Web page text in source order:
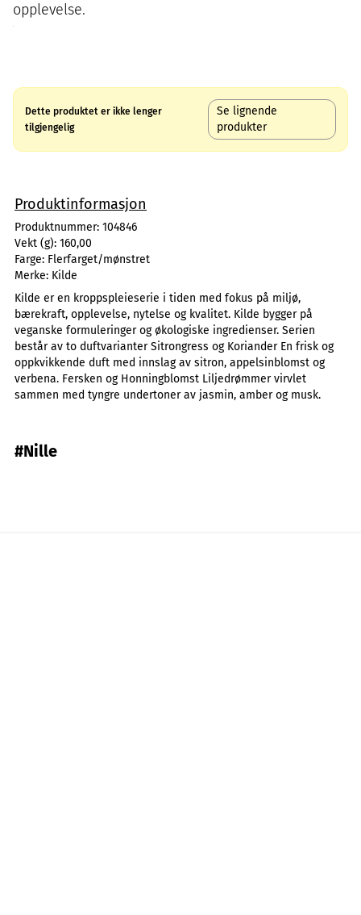
opplevelse.
Dette produktet er ikke lenger
tilgjengelig
Se lignende
produkter
Produktinformasjon
Produktnummer: 104846
Vekt (g): 160,00
Farge: Flerfarget/mønstret
Merke: Kilde
Kilde er en kroppspleieserie i tiden med fokus på miljø,
bærekraft, opplevelse, nytelse og kvalitet. Kilde bygger på
veganske formuleringer og økologiske ingredienser. Serien
består av to duftvarianter Sitrongress og Koriander En frisk og
oppkvikkende duft med innslag av sitron, appelsinblomst og
verbena. Fersken og Honningblomst Liljedrømmer virvlet
sammen med tyngre undertoner av jasmin, amber og musk.
#Nille